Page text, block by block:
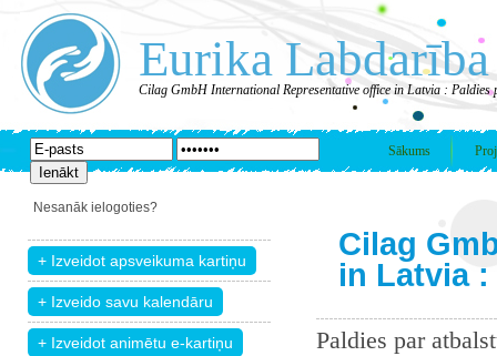
Eurika Labdarība
Cilag GmbH International Representative office in Latvia : Paldies
Sākums
Nesanāk ielogoties?
Cilag
in Latvia
Paldies par